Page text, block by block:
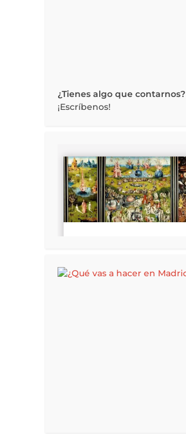
¿Tienes algo que contarnos?
¡Escríbenos!